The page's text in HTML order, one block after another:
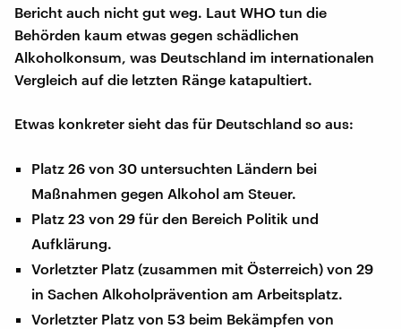
Bericht auch nicht gut weg. Laut WHO tun die
Behörden kaum etwas gegen schädlichen
Alkoholkonsum, was Deutschland im internationalen
Vergleich auf die letzten Ränge katapultiert.
Etwas konkreter sieht das für Deutschland so aus:
Platz 26 von 30 untersuchten Ländern bei
Maßnahmen gegen Alkohol am Steuer.
Platz 23 von 29 für den Bereich Politik und
Aufklärung.
Vorletzter Platz (zusammen mit Österreich) von 29
in Sachen Alkoholprävention am Arbeitsplatz.
Vorletzter Platz von 53 beim Bekämpfen von